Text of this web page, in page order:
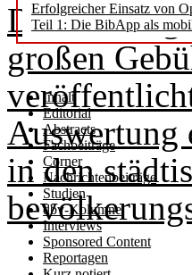
Erfolgreicher Einsatz von
Teil 1: Die BibApp als
Inhalt
Editorial
Abstracts
Fachbeiträge
Corner
Nachrichtenbeiträge
Studien
dbv-Kolumne
Interviews
Sponsored Content
Reportagen
Die
großen
Auswertung
in den